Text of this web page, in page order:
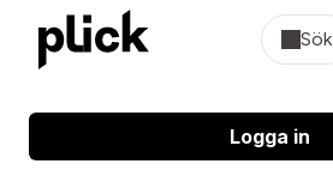
Sök
Logga in